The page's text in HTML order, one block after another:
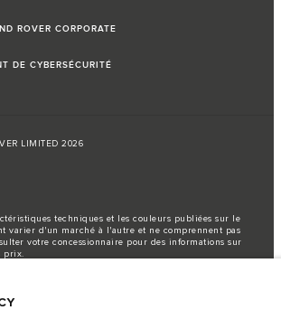
ROVER CORPORATE
DE CYBERSÉCURITÉ
LIMITED 2026
techniques et les couleurs publiées sur le
varier d'un marché à l'autre et ne comprennent pas
votre concessionnaire pour des informations sur
prix.
des véhicules, la disponibilité des options et